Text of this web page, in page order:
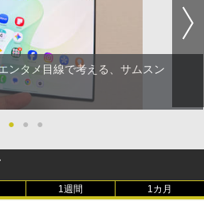
ンタメ目線で考える、サムスン
● ● ●
1週間 1カ月